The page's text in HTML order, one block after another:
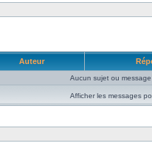
Auteur
Aucun sujet ou
Afficher les messages